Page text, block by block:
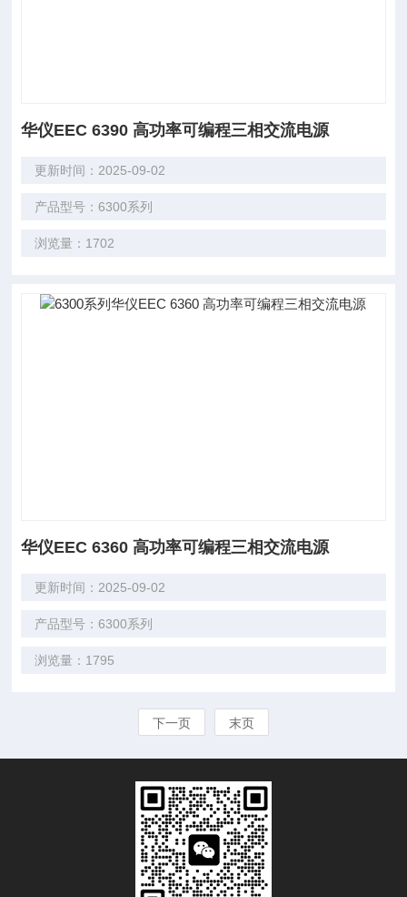
华仪EEC 6390 高功率可编程三相交流电源
更新时间：2025-09-02
产品型号：6300系列
浏览量：1702
华仪EEC 6360 高功率可编程三相交流电源
更新时间：2025-09-02
产品型号：6300系列
浏览量：1795
下一页 末页